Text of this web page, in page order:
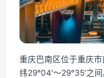
重庆巴南区位于重庆市
纬29°04′～29°35′之